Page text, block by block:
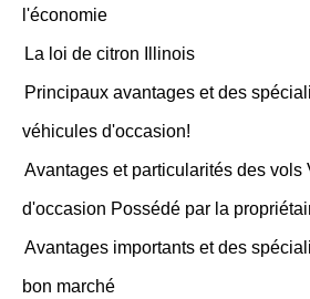
l'économie
La loi de citron Illinois
Principaux avantages et des
véhicules d'occasion!
Avantages et particularités des vols
d'occasion Possédé par la
Avantages importants et des
bon marché